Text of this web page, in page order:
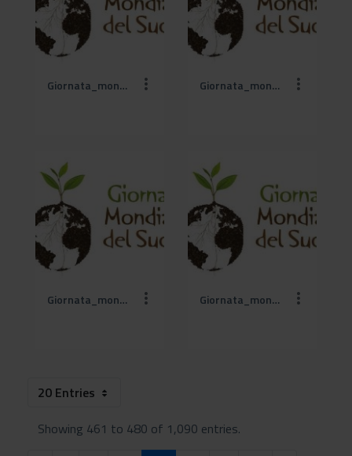
Giornata_mondiale_del_suolo (4).jpg Giornata_mondiale_del_suolo (5).jpg
Giornata_mondiale_del_suolo (6).jpg Giornata_mondiale_del_suolo (7).jpg
20 Entries
Showing 461 to 480 of 1,090 entries.